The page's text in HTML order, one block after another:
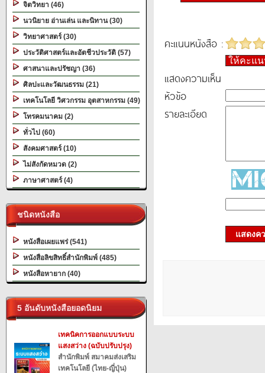
จิตวิทยา (46)
นวนิยาย อ่านเล่น และนิทาน (30)
วิทยาศาสตร์ (30)
ประวัติศาสตร์และอัตชีวประวัติ (57)
ศาสนาและปรัชญา (36)
ศิลปะและวัฒนธรรม (21)
เทคโนโลยี วิศวกรรม อุตสาหกรรม (49)
โทรคมนาคม (2)
ทั่วไป (60)
สังคมศาสตร์ (10)
ไม่สังกัดหมวด (2)
ภาษาศาสตร์ (4)
ชนิดหนังสือ
หนังสือเผยแพร่ (541)
หนังสือลิขสิทธิ์สำนักพิมพ์ (485)
หนังสือหายาก (40)
5 อันดับหนังสือยอดนิยม
เทคนิคการออกแบบระบบ
แสงสว่าง (ฉบับปรับปรุง)
สำนักพิมพ์ สมาคมส่งเสริม
เทคโนโลยี (ไทย-ญี่ปุ่น)
คะแนนหนังสือ :
ให้คะแ
แสดงความเห็น
หัวข้อ
รายละเอียด
แสดงค